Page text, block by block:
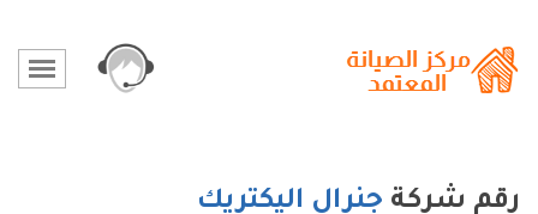
رقم شركة جنرال اليكتريك